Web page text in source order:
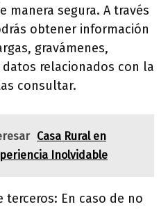
manera segura. A través
obtener información
gravámenes,
relacionados con la
consultar.
Casa Rural en
Inolvidable
terceros: En caso de no